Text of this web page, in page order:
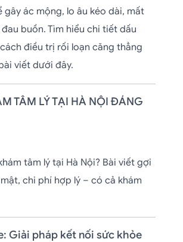
gây ác mộng, lo âu kéo dài, mất
buồn. Tìm hiểu chi tiết dấu
điều trị rối loạn căng thẳng
viết dưới đây.
TÂM LÝ TẠI HÀ NỘI ĐÁNG
tâm lý tại Hà Nội? Bài viết gợi
chi phí hợp lý – có cả khám
Giải pháp kết nối sức khỏe